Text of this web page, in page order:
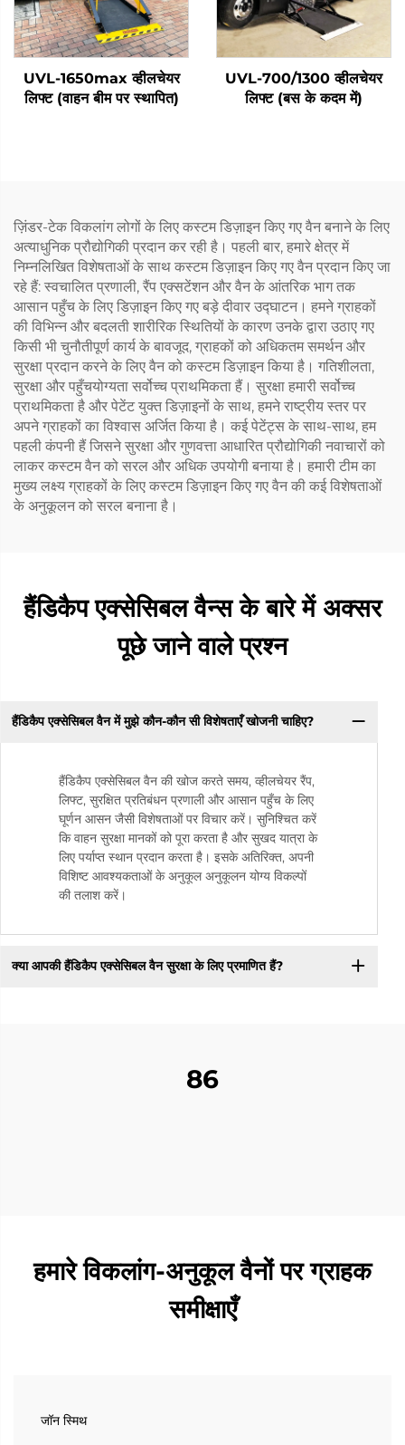
UVL-1650max व्हीलचेयर
लिफ्ट (वाहन बीम पर स्थापित)
UVL-700/1300 व्हीलचेयर
लिफ्ट (बस के कदम में)
ज़िंडर-टेक विकलांग लोगों के लिए कस्टम डिज़ाइन किए गए वैन बनाने के लिए
अत्याधुनिक प्रौद्योगिकी प्रदान कर रही है। पहली बार, हमारे क्षेत्र में
निम्नलिखित विशेषताओं के साथ कस्टम डिज़ाइन किए गए वैन प्रदान किए जा
रहे हैं: स्वचालित प्रणाली, रैंप एक्सटेंशन और वैन के आंतरिक भाग तक
आसान पहुँच के लिए डिज़ाइन किए गए बड़े दीवार उद्घाटन। हमने ग्राहकों
की विभिन्न और बदलती शारीरिक स्थितियों के कारण उनके द्वारा उठाए गए
किसी भी चुनौतीपूर्ण कार्य के बावजूद, ग्राहकों को अधिकतम समर्थन और
सुरक्षा प्रदान करने के लिए वैन को कस्टम डिज़ाइन किया है। गतिशीलता,
सुरक्षा और पहुँचयोग्यता सर्वोच्च प्राथमिकता हैं। सुरक्षा हमारी सर्वोच्च
प्राथमिकता है और पेटेंट युक्त डिज़ाइनों के साथ, हमने राष्ट्रीय स्तर पर
अपने ग्राहकों का विश्वास अर्जित किया है। कई पेटेंट्स के साथ-साथ, हम
पहली कंपनी हैं जिसने सुरक्षा और गुणवत्ता आधारित प्रौद्योगिकी नवाचारों को
लाकर कस्टम वैन को सरल और अधिक उपयोगी बनाया है। हमारी टीम का
मुख्य लक्ष्य ग्राहकों के लिए कस्टम डिज़ाइन किए गए वैन की कई विशेषताओं
के अनुकूलन को सरल बनाना है।
हैंडिकैप एक्सेसिबल वैन्स के बारे में अक्सर
पूछे जाने वाले प्रश्न
हैंडिकैप एक्सेसिबल वैन में मुझे कौन-कौन सी विशेषताएँ खोजनी चाहिए?
हैंडिकैप एक्सेसिबल वैन की खोज करते समय, व्हीलचेयर रैंप,
लिफ्ट, सुरक्षित प्रतिबंधन प्रणाली और आसान पहुँच के लिए
घूर्णन आसन जैसी विशेषताओं पर विचार करें। सुनिश्चित करें
कि वाहन सुरक्षा मानकों को पूरा करता है और सुखद यात्रा के
लिए पर्याप्त स्थान प्रदान करता है। इसके अतिरिक्त, अपनी
विशिष्ट आवश्यकताओं के अनुकूल अनुकूलन योग्य विकल्पों
की तलाश करें।
क्या आपकी हैंडिकैप एक्सेसिबल वैन सुरक्षा के लिए प्रमाणित हैं?
86
हमारे विकलांग-अनुकूल वैनों पर ग्राहक
समीक्षाएँ
जॉन स्मिथ